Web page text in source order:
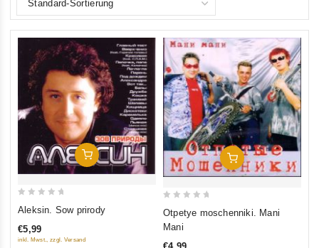
In Den Warenkorb
of
Aleksin. Sow prirody
€5,99
inkl. Mwst., zzgl. Versand
In Den Warenkorb
out
Otpetye moschenniki. Mani
Mani